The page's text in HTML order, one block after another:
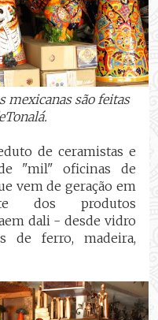
mexicanas são feitas
de ceramistas e
"mil" oficinas de
vem de geração em
dos produtos
dali - desde vidro
de ferro, madeira,